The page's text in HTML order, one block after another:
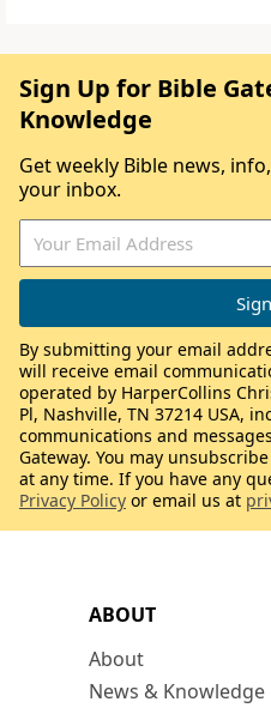
ABOUT
About
News & Knowledge
Sign Up for Bible
Knowledge
Get weekly Bible news,
your inbox.
By submitting your email
will receive email
operated by HarperCollins
Pl, Nashville, TN 37214 USA,
communications and
Gateway. You may
at any time. If you have any
Privacy Policy or email us at